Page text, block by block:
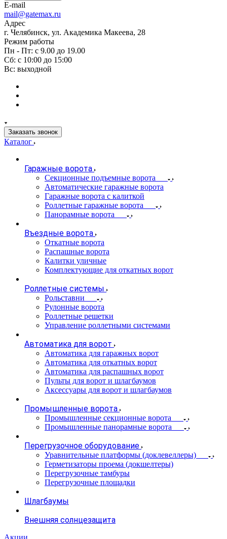
E-mail
mail@gatemax.ru
Адрес
г. Челябинск, ул. Академика Макеева, 28
Режим работы
Пн - Пт: с 9.00 до 19.00
Сб: с 10:00 до 15:00
Вс: выходной
Заказать звонок
Каталог
Гаражные ворота
Секционные подъемные ворота
Автоматические гаражные ворота
Гаражные ворота с калиткой
Роллетные гаражные ворота
Панорамные ворота
Въездные ворота
Откатные ворота
Распашные ворота
Калитки уличные
Комплектующие для откатных ворот
Роллетные системы
Рольставни
Рулонные ворота
Роллетные решетки
Управление роллетными системами
Автоматика для ворот
Автоматика для гаражных ворот
Автоматика для откатных ворот
Автоматика для распашных ворот
Пульты для ворот и шлагбаумов
Аксессуары для ворот и шлагбаумов
Промышленные ворота
Промышленные секционные ворота
Промышленные панорамные ворота
Перегрузочное оборудование
Уравнительные платформы (доклевеллеры)
Герметизаторы проема (докшелтеры)
Перегрузочные тамбуры
Перегрузочные площадки
Шлагбаумы
Внешняя солнцезащита
Акции